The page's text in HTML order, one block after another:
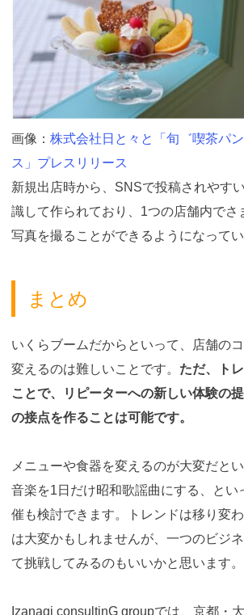
画像： 株式会社日と々と「旬゛喫茶パ
ス」プレスリリース
新規出店時から、SNSで投稿されやす
識して作られており、1つの店舗内でさ
写真を撮ることができるようになってい
まとめ
いくらブームだからといって、店舗の
変えるのは難しいことです。 ただ、ト
ことで、リピーターへの新しい体験の
の接点を作ることは可能です。
メニューや食器を変えるのが大変だと
音楽を1日だけ昭和歌謡曲にする、とい
催も検討できます。トレンドは移り変
は大変かもしれませんが、一つのビジ
て挑戦してみるのもいいかと思います。
Izanagi consultinG groupでは、京都・